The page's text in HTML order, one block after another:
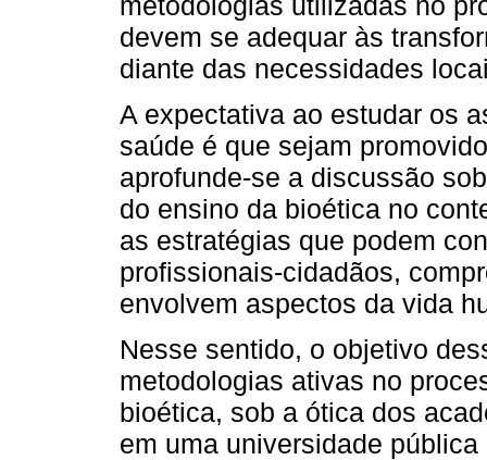
devem se adequar às
diante das necessidades
A expectativa ao estudar os
saúde é que sejam
aprofunde-se a discussão
do ensino da bioética no
as estratégias que podem
profissionais-cidadãos,
envolvem aspectos da vida
Nesse sentido, o objetivo
metodologias ativas no
bioética, sob a ótica dos
em uma universidade